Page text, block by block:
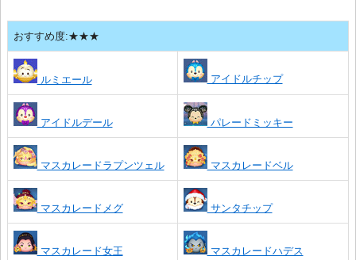
おすすめ度:★★★
ルミエール アイドルチップ
アイドルデール パレードミッキー
マスカレードラプンツェル マスカレードベル
マスカレードメグ サンタチップ
マスカレード女王 マスカレードハデス